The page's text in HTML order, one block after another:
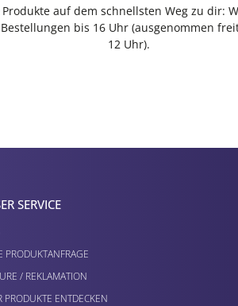
auf dem schnellsten Weg zu dir:
bis 16 Uhr (ausgenommen
12 Uhr).
SERVICE
PRODUKTANFRAGE
/ REKLAMATION
PRODUKTE ENTDECKEN